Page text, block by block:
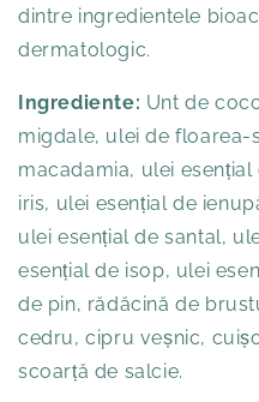
dintre ingredientele
dermatologic.
Ingrediente: Unt de
migdale, ulei de floarea-
macadamia, ulei
iris, ulei esențial de
ulei esențial de santal,
esențial de isop, ulei
de pin, rădăcină de
cedru, cipru veșnic,
scoarță de salcie.